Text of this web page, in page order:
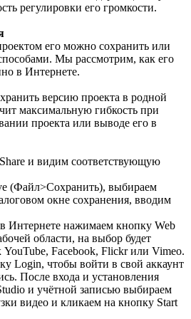
регулировки его громкости.
его можно сохранить или
Мы рассмотрим, как его
в Интернете.
версию проекта в родной
максимальную гибкость при
проекта или выводе его в
и видим соответствующую
(Файл>Сохранить), выбираем
окне сохранения, вводим
Интернете нажимаем кнопку Web
области, на выбор будет
YouTube, Facebook, Flickr или Vimeo.
Login, чтобы войти в свой аккаунт
После входа и установления
и учётной записью выбираем
видео и кликаем на кнопку Start